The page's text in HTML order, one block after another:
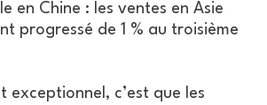
en Chine : les ventes en Asie
progressé de 1 % au troisième
exceptionnel, c’est que les